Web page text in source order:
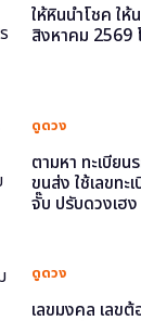
ให้หินนำโชค ให้
สิงหาคม
ดูดวง
ตามหา ทะเบียน
ขนส่ง ใช้เลขทะ
จั๊บ ปรับดวงเฮง
ดูดวง
เลขมงคล เลขต้